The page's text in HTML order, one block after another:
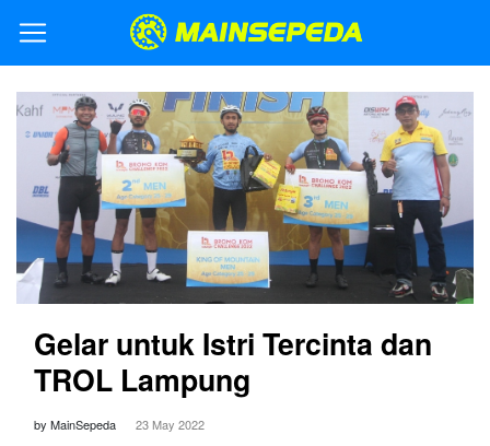
Gelar untuk Istri Tercinta dan
TROL Lampung
by MainSepeda 23 May 2022